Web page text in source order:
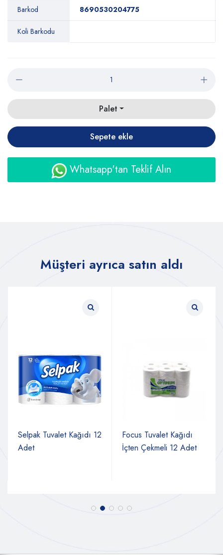
Barkod 8690530204775
Koli Barkodu
Palet
Sepete ekle
Whatsapp'tan Teklif Alın
Müşteri ayrıca satın aldı
Selpak Tuvalet Kağıdı 12
Adet
Focus Tuvalet Kağıdı
İçten Çekmeli 12 Adet